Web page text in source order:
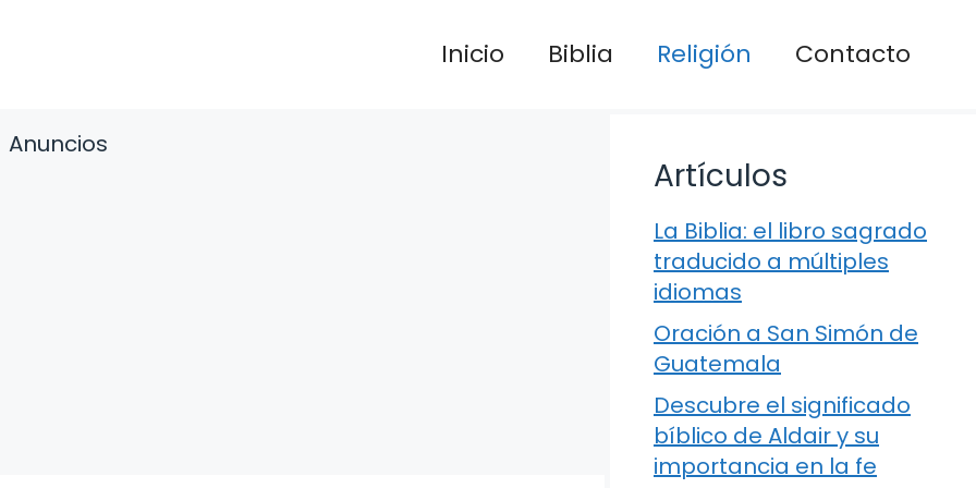
Inicio Biblia Religión Contacto
Anuncios
Artículos
La Biblia: el libro sagrado
traducido a múltiples
idiomas
Oración a San Simón de
Guatemala
Descubre el significado
bíblico de Aldair y su
importancia en la fe